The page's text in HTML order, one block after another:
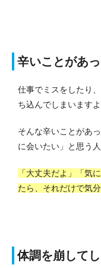
辛いことがあ
仕事でミスをしたり
ち込んでしまいますよ
そんな辛いことがあ
に会いたい」と思う
「大丈夫だよ」「気
たら、それだけで気
体調を崩して